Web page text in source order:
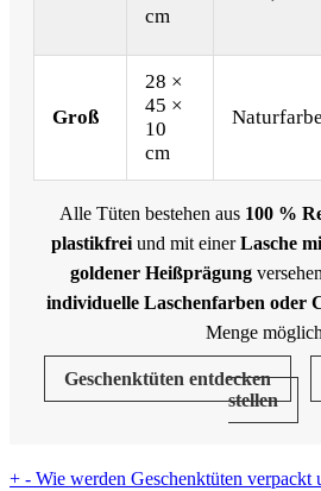
cm
Groß
28 ×
45 ×
10
cm
Alle Tüten bestehen aus 100 %
plastikfrei und mit einerLasche
goldener Heißprägung
individuelle Laschenfarben oder
Menge
Geschenktüten entdecken
stellen
+ - Wie werden Geschenktüten verpackt